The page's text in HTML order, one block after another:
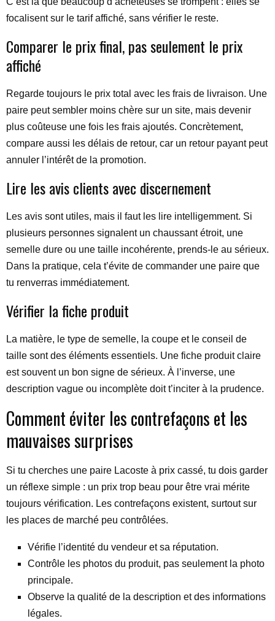
focalisent sur le tarif affiché, sans vérifier le reste.
Comparer le prix final, pas seulement le prix
affiché
Regarde toujours le prix total avec les frais de livraison. Une
paire peut sembler moins chère sur un site, mais devenir
plus coûteuse une fois les frais ajoutés. Concrètement,
compare aussi les délais de retour, car un retour payant peut
annuler l’intérêt de la promotion.
Lire les avis clients avec discernement
Les avis sont utiles, mais il faut les lire intelligemment. Si
plusieurs personnes signalent un chaussant étroit, une
semelle dure ou une taille incohérente, prends-le au sérieux.
Dans la pratique, cela t’évite de commander une paire que
tu renverras immédiatement.
Vérifier la fiche produit
La matière, le type de semelle, la coupe et le conseil de
taille sont des éléments essentiels. Une fiche produit claire
est souvent un bon signe de sérieux. À l’inverse, une
description vague ou incomplète doit t’inciter à la prudence.
Comment éviter les contrefaçons et les
mauvaises surprises
Si tu cherches une paire Lacoste à prix cassé, tu dois garder
un réflexe simple : un prix trop beau pour être vrai mérite
toujours vérification. Les contrefaçons existent, surtout sur
les places de marché peu contrôlées.
Vérifie l’identité du vendeur et sa réputation.
Contrôle les photos du produit, pas seulement la photo
principale.
Observe la qualité de la description et des informations
légales.